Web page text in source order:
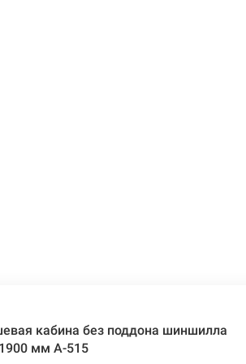
кабина без поддона шиншилла
мм A-515